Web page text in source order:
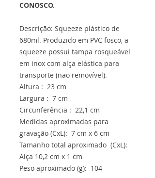
CONOSCO.
Descrição: Squeeze plástico de
680ml. Produzido em PVC fosco, a
squeeze possui tampa rosqueável
em inox com alça elástica para
transporte (não removível).
Altura : 23 cm
Largura : 7 cm
Circunferência : 22,1 cm
Medidas aproximadas para
gravação (CxL): 7 cm x 6 cm
Tamanho total aproximado (CxL):
Alça 10,2 cm x 1 cm
Peso aproximado (g): 104